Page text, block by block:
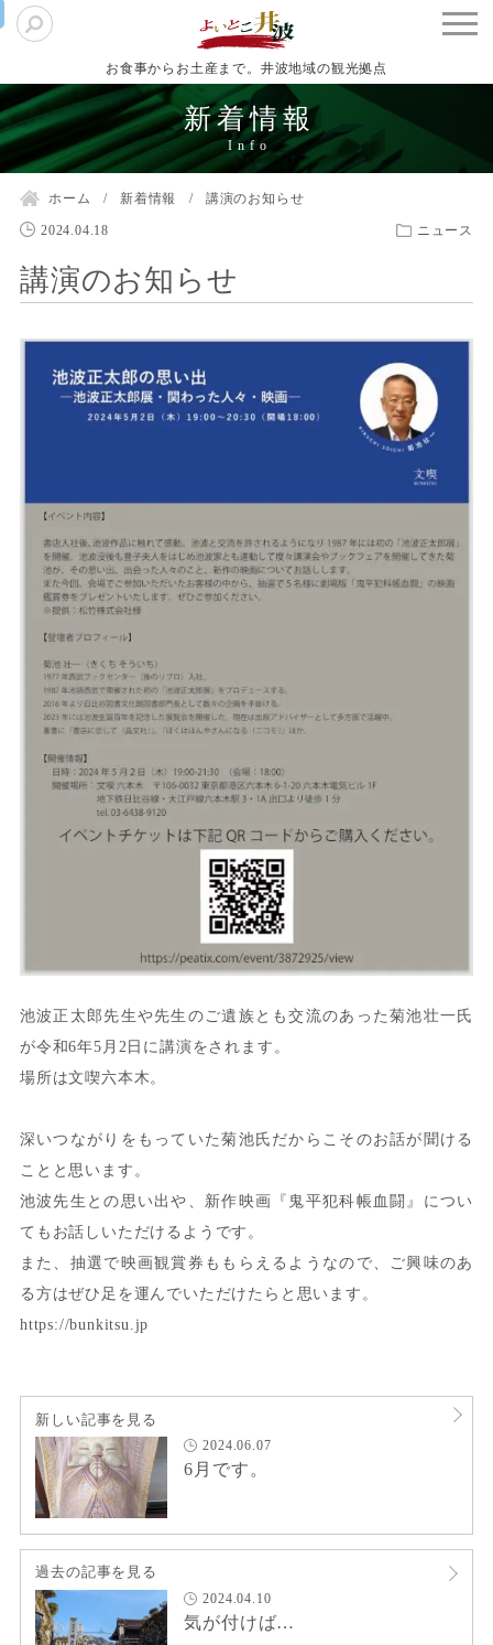
お食事からお土産まで。井波地域の観光拠点
新着情報
ホーム 新着情報 講演のお知らせ
2024.04.18 ニュース
講演のお知らせ
池波正太郎先生や先生のご遺族とも交流のあった菊池壮一氏
が令和6年5月2日に講演をされます。
場所は文喫六本木。
深いつながりをもっていた菊池氏だからこそのお話が聞ける
ことと思います。
池波先生との思い出や、新作映画『鬼平犯科帳血闘』につい
てもお話しいただけるようです。
また、抽選で映画観賞券ももらえるようなので、ご興味のあ
る方はぜひ足を運んでいただけたらと思います。
https://bunkitsu.jp
新しい記事を見る
2024.06.07
6月です。
過去の記事を見る
2024.04.10
気が付けば…